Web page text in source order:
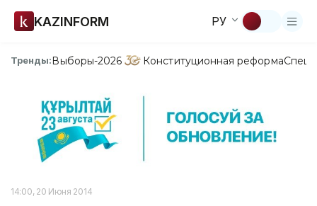
KAZINFORM РУ
Тренды:Выборы-2026 Конституционная реформа
14:00, 20 Июня 2014